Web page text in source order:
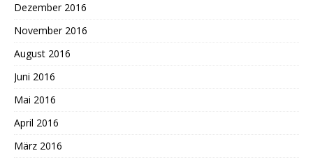
Dezember 2016
November 2016
August 2016
Juni 2016
Mai 2016
April 2016
März 2016